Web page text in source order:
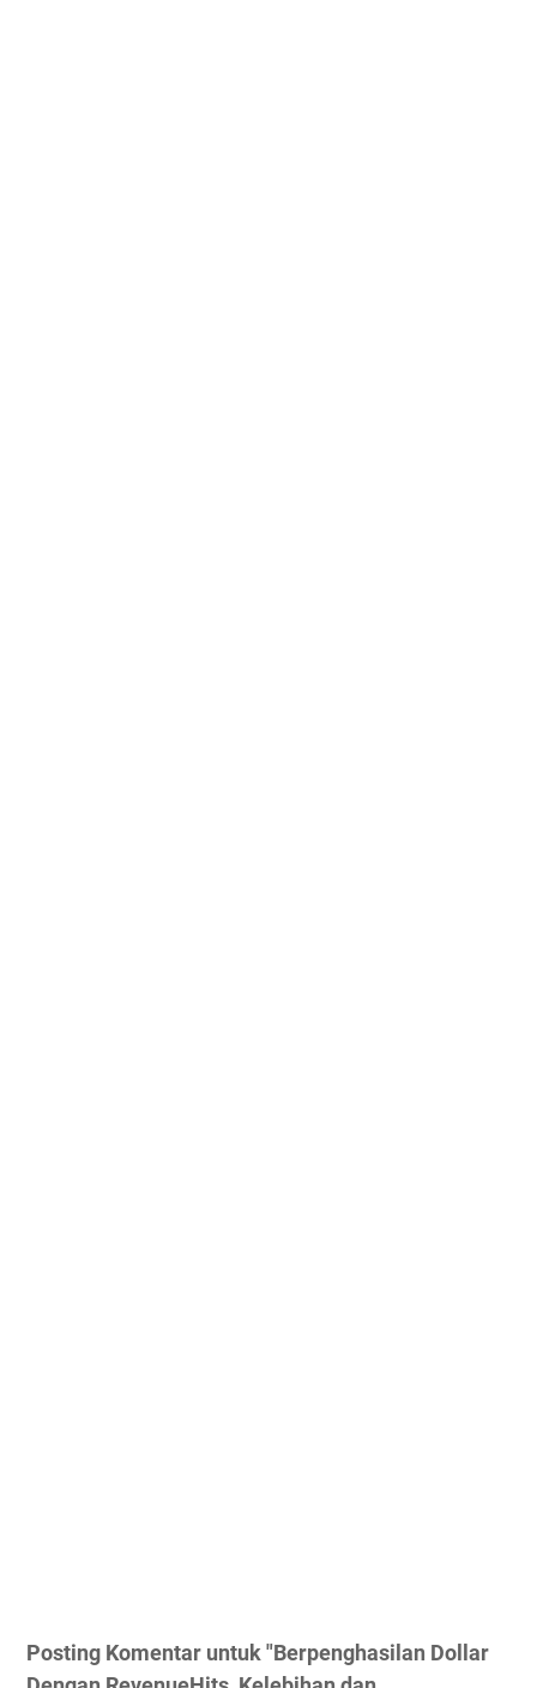
Posting Komentar untuk "Berpenghasilan Dollar